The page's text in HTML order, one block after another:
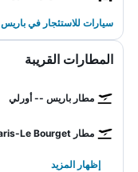
سيارات للاستئجار في باريس
المطارات القريبة
مطار باريس -- أورلي
مطار Paris-Le Bourget
إظهار المزيد